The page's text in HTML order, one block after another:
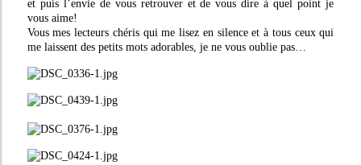
et puis l’envie de vous retrouver et de vous dire à quel point je
vous aime!
Vous mes lecteurs chéris qui me lisez en silence et à tous ceux qui
me laissent des petits mots adorables, je ne vous oublie pas…